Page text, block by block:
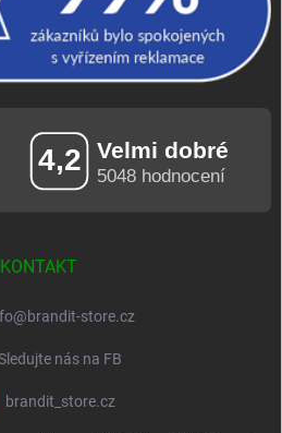
KONTAKT
@brandit-store.cz
nás na FB
brandit_store.cz